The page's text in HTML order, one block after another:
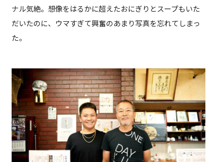
ナル気絶。想像をはるかに超えたおにぎりとスープもいた
だいたのに、ウマすぎて興奮のあまり写真を忘れてしまっ
た。